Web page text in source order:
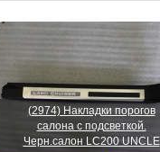
(2974) Накладки порогов
салона с подсветкой.
Черн.салон LC200 UNCLE